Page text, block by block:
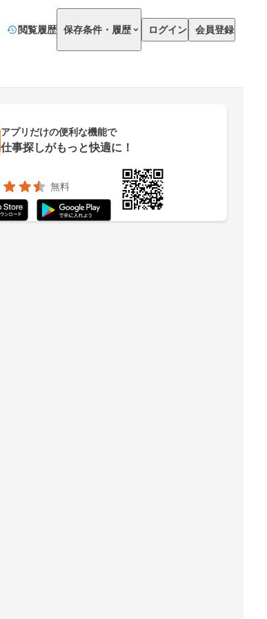
閲覧履歴 保存条件・履歴 ログイン 会員登録
アプリだけの便利な機能で
仕事探しがもっと快適に！
無料